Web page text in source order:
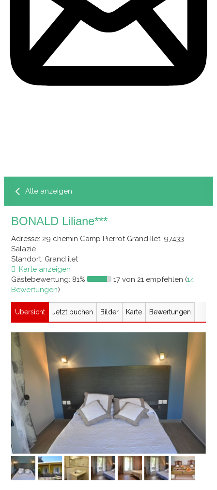
Alle anzeigen
BONALD Liliane***
Adresse: 29 chemin Camp Pierrot Grand Ilet, 97433
Salazie
Standort: Grand ilet
Karte anzeigen
Gästebewertung: 81% 17 von 21 empfehlen (14
Bewertungen)
Übersicht Jetzt buchen Bilder Karte Bewertungen